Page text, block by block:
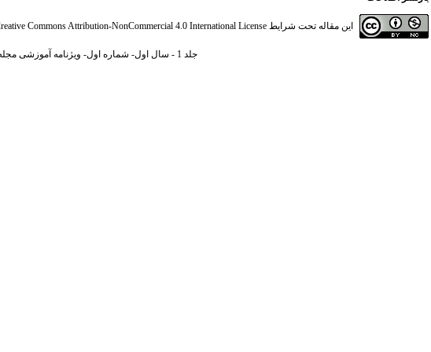
این مقاله تحت شرایط Commons Attribution-NonCommercial 4.0 International License
جلد 1 - سال اول- شماره اول- ویژنامه آموزشی مجله علمی پژوهشی-بهار و تابستان